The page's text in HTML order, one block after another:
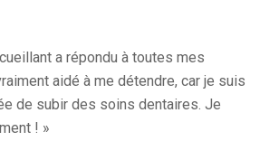
a répondu à toutes mes
aidé à me détendre, car je suis
de subir des soins dentaires. Je
! »